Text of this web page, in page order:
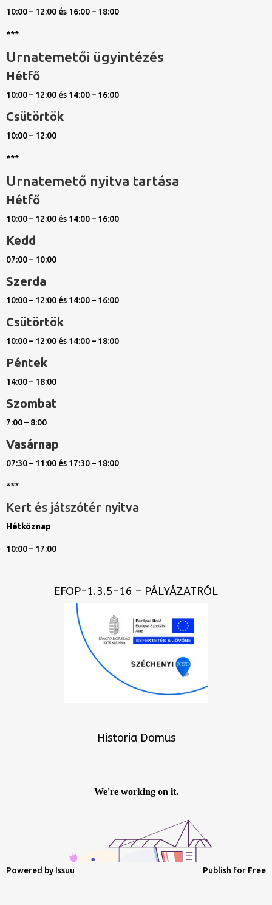
10:00 – 12:00 és 16:00 – 18:00
***
Urnatemetői ügyintézés
Hétfő
10:00 – 12:00 és 14:00 – 16:00
Csütörtök
10:00 – 12:00
***
Urnatemető nyitva tartása
Hétfő
10:00 – 12:00 és 14:00 – 16:00
Kedd
07:00 – 10:00
Szerda
10:00 – 12:00 és 14:00 – 16:00
Csütörtök
10:00 – 12:00 és 14:00 – 18:00
Péntek
14:00 – 18:00
Szombat
7:00 – 8:00
Vasárnap
07:30 – 11:00 és 17:30 – 18:00
***
Kert és játszótér nyitva
Hétköznap
10:00 – 17:00
EFOP-1.3.5-16 – PÁLYÁZATRÓL
Historia Domus
Powered by Issuu Publish for Free